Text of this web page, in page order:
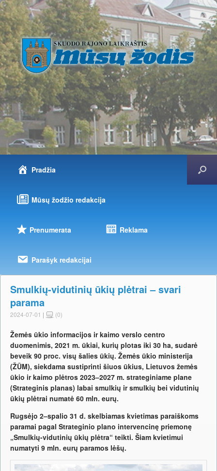
Pradžia
Mūsų žodžio redakcija
Prenumerata Reklama
Parašyk redakcijai
Smulkių-vidutinių ūkių plėtrai – svari
parama
2024-07-01 | (0)
Žemės ūkio informacijos ir kaimo verslo centro
duomenimis, 2021 m. ūkiai, kurių plotas iki 30 ha, sudarė
beveik 90 proc. visų šalies ūkių. Žemės ūkio ministerija
(ŽŪM), siekdama sustiprinti šiuos ūkius, Lietuvos žemės
ūkio ir kaimo plėtros 2023–2027 m. strateginiame plane
(Strateginis planas) labai smulkių ir smulkių bei vidutinių
ūkių plėtrai numatė 60 mln. eurų.
Rugsėjo 2–spalio 31 d. skelbiamas kvietimas paraiškoms
paramai pagal Strateginio plano intervencinę priemonę
„Smulkių-vidutinių ūkių plėtra“ teikti. Šiam kvietimui
numatyti 9 mln. eurų paramos lėšų.